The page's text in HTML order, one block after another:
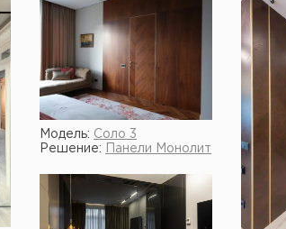
Модель: Соло 3
Решение:
Панели Монолит